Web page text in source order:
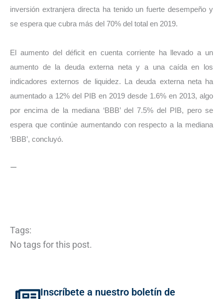
inversión extranjera directa ha tenido un fuerte desempeño y
se espera que cubra más del 70% del total en 2019.
El aumento del déficit en cuenta corriente ha llevado a un
aumento de la deuda externa neta y a una caída en los
indicadores externos de liquidez. La deuda externa neta ha
aumentado a 12% del PIB en 2019 desde 1.6% en 2013, algo
por encima de la mediana ‘BBB’ del 7.5% del PIB, pero se
espera que continúe aumentando con respecto a la mediana
‘BBB’, concluyó.
—
Tags:
No tags for this post.
Inscríbete a nuestro boletín de